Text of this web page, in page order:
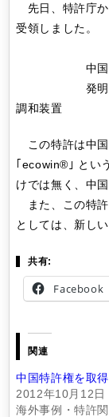
先日、特許庁か
受領しました。
中国出願番
発明の名称
調和装置
この特許は中国
｢ecowin®｣ とい
けでは無く、中
また、この特許
としては、新し
共有:
Facebook
関連
中国特許権を取得
2012年10月12日
海外事例・特許